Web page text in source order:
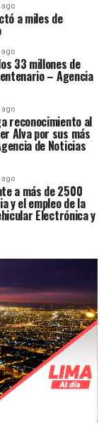
ago
a miles de
ago
33 millones de
– Agencia
ago
reconocimiento al
Alva por sus más
de Noticias
ago
a más de 2500
y el empleo de la
Electrónica y